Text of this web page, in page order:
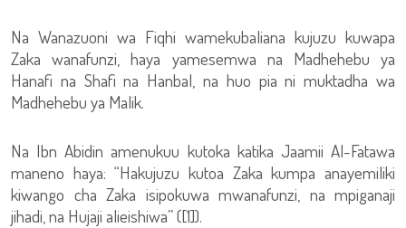
Na Wanazuoni wa Fiqhi wamekubaliana kujuzu kuwapa
Zaka wanafunzi, haya yamesemwa na Madhehebu ya
Hanafi na Shafi na Hanbal, na huo pia ni muktadha wa
Madhehebu ya Malik.
Na Ibn Abidin amenukuu kutoka katika Jaamii Al-Fatawa
maneno haya: “Hakujuzu kutoa Zaka kumpa anayemiliki
kiwango cha Zaka isipokuwa mwanafunzi, na mpiganaji
jihadi, na Hujaji alieishiwa” ([1]).